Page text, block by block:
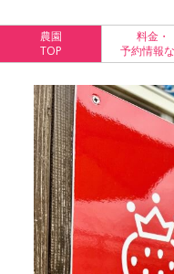
農園
TOP
料金・
予約情報